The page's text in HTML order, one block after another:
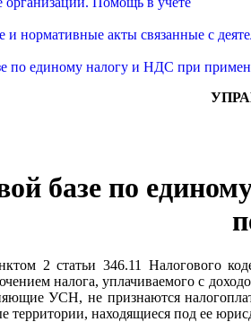
и нормативные акты связанные с
по единому налогу и НДС при
базе по
2 статьи 346.11 Налогового
налога, уплачиваемого с
УСН, не признаются
находящиеся под ее